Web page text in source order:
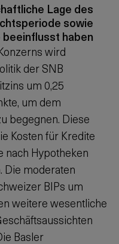
Lage des
sowie
beeinflusst haben
wird
der SNB
um 0,25
um dem
begegnen. Diese
Kosten für Kredite
nach Hypotheken
Die moderaten
BIPs um
weitere wesentliche
Basler